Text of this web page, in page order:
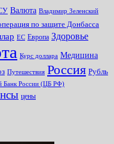
Валюта Владимир Зеленский
по защите Донбасса
ЕС Европа Здоровье
Курс доллара Медицина
Путешествия Россия Рубль
Банк России (ЦБ РФ)
цены